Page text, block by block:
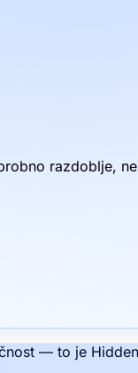
razdoblje,
— to je